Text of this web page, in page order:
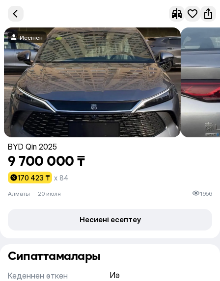
Иесінен
BYD Qin 2025
9 700 000 ₸
170 423 ₸ x 84
Алматы · 20 июля 1956
Несиені есептеу
Сипаттамалары
Кеденнен өткен
Иә